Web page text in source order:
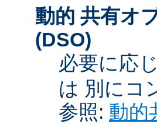
動的 共有オ
(DSO)
必要に応
は 別にコ
参照: 動的